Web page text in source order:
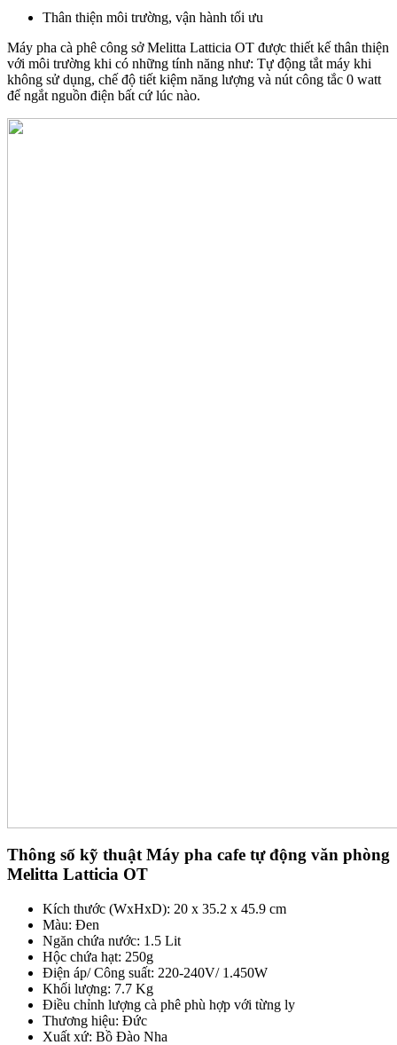
Thân thiện môi trường, vận hành tối ưu
Máy pha cà phê công sở Melitta Latticia OT được thiết kế thân thiện
với môi trường khi có những tính năng như: Tự động tắt máy khi
không sử dụng, chế độ tiết kiệm năng lượng và nút công tắc 0 watt
để ngắt nguồn điện bất cứ lúc nào.
Thông số kỹ thuật Máy pha cafe tự động văn phòng
Melitta Latticia OT
Kích thước (WxHxD): 20 x 35.2 x 45.9 cm
Màu: Đen
Ngăn chứa nước: 1.5 Lit
Hộc chứa hạt: 250g
Điện áp/ Công suất: 220-240V/ 1.450W
Khối lượng: 7.7 Kg
Điều chỉnh lượng cà phê phù hợp với từng ly
Thương hiệu: Đức
Xuất xứ: Bồ Đào Nha